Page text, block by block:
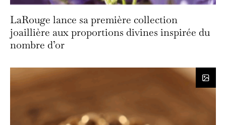
LaRouge lance sa première collection
joaillière aux proportions divines inspirée du
nombre d’or